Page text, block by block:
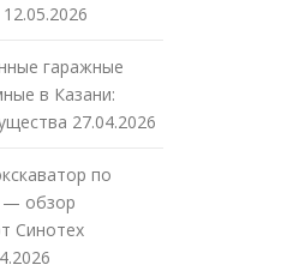
12.05.2026
гаражные
в Казани:
27.04.2026
по
— обзор
Синотех